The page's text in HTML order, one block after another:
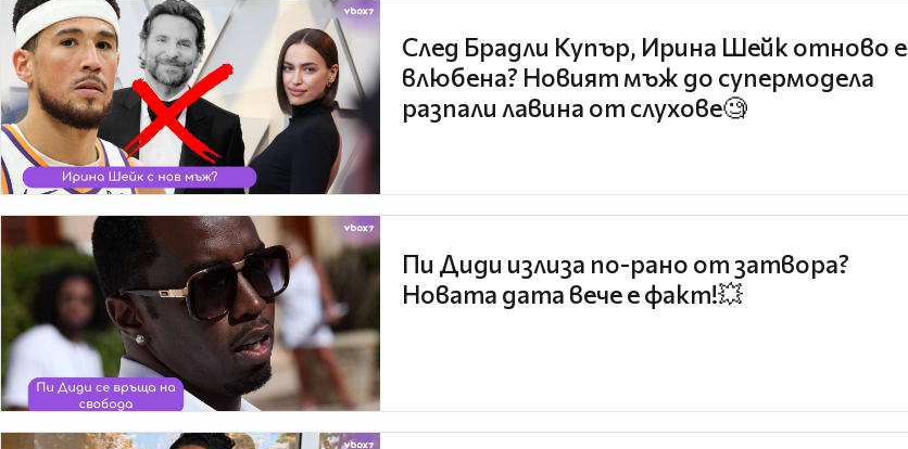
След Брадли Купър, Ирина Шейк отново е
влюбена? Новият мъж до супермодела
разпали лавина от слухове🧐
Пи Диди излиза по-рано от затвора?
Новата дата вече е факт!💥